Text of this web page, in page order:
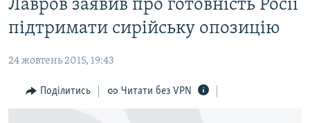
основного
матеріалу
Перейти
до
навігації
Перейти
ВОДА.КРИМ
ВІДЕО ТА ФОТО
ПОЛІТИКА
БЛОГИ
Лавров заявив про готовність Росії
підтримати сирійську опозицію
24 жовтень 2015, 19:43
Поділитись Читати без VPN